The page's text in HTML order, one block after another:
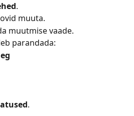
.
muuta.
muutmise vaade.
parandada:
.